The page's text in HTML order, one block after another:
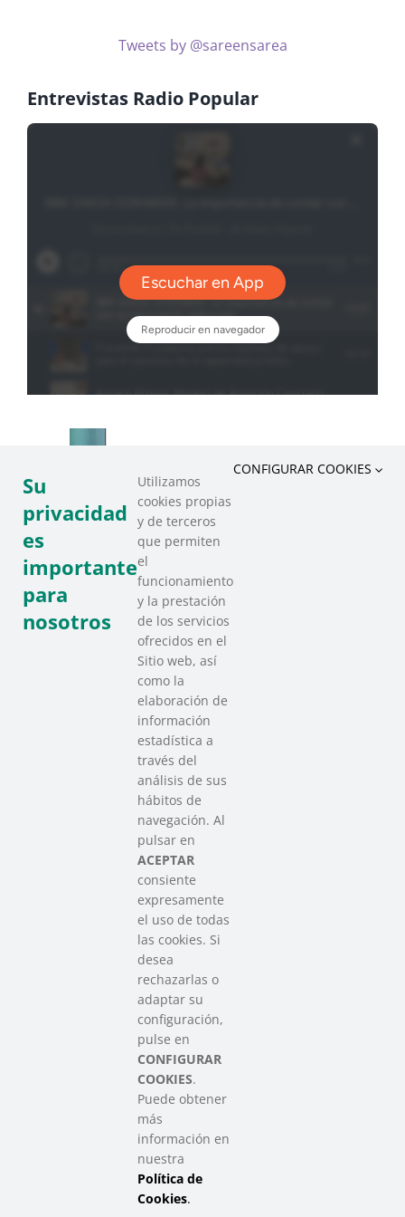
Tweets by @sareensarea
Entrevistas Radio Popular
SAREEN SAREA
Asociación que agrupa a las redes
del Tercer Sector Social en Euskadi
Contacto
info@sareensarea.eu
Iparraguirre, 9 lonja – 48009 Bilbao
946 569 230
Colabora
SAREEN SAREA Euskadiko Hirugarren Sektore Soziala – Tercer
Sector Social de Euskadi
Su
privacidad
es
importante
para
nosotros
Utilizamos
cookies propias
y de terceros
que permiten
el
funcionamiento
y la prestación
de los servicios
ofrecidos en el
Sitio web, así
como la
elaboración de
información
estadística a
través del
análisis de sus
hábitos de
navegación. Al
pulsar en
ACEPTAR
consiente
expresamente
el uso de todas
las cookies. Si
desea
rechazarlas o
adaptar su
configuración,
pulse en
CONFIGURAR
COOKIES.
Puede obtener
más
información en
nuestra
Política de
Cookies.
CONFIGURAR COOKIES